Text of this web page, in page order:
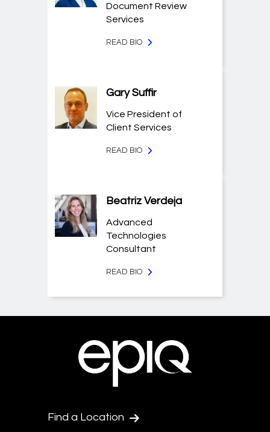
Document Review
Services
READ BIO
Gary Suffir
Vice President of
Client Services
READ BIO
Beatriz Verdeja
Advanced
Technologies
Consultant
READ BIO
Find a Location